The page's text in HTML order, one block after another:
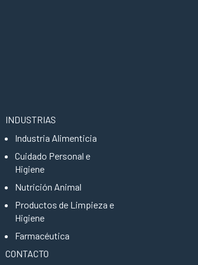
INDUSTRIAS
Industria Alimenticia
Cuidado Personal e
Higiene
Nutrición Animal
Productos de Limpieza e
Higiene
Farmacéutica
CONTACTO